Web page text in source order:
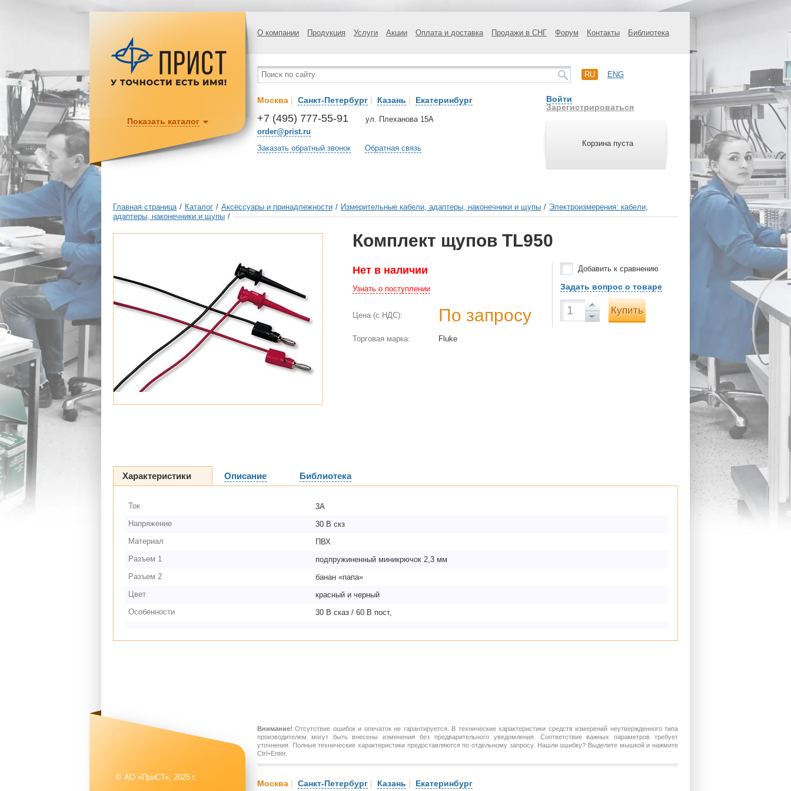
О компании Продукция Услуги Акции Оплата и доставка Продажи в СНГ Форум Контакты Библиотека
RU ENG
Москва | Санкт-Петербург | Казань | Екатеринбург
+7 (495) 777-55-91
order@prist.ru
ул. Плеханова 15А
Заказать обратный звонок Обратная связь
Войти
Зарегистрироваться
Корзина пуста
Показать каталог
Главная страница / Каталог / Аксессуары и принадлежности / Измерительные кабели, адаптеры, наконечники и щупы / Электроизмерения: кабели,
адаптеры, наконечники и щупы /
Комплект щупов TL950
Нет в наличии
Узнать о поступлении
Цена (с НДС): По запросу
Торговая марка: Fluke
Добавить к сравнению
Задать вопрос о товаре
Купить
Характеристики Описание Библиотека
Ток
3А
Напряжение
30 В скз
Материал
ПВХ
Разъем 1
подпружиненный миникрючок 2,3 мм
Разъем 2
банан «папа»
Цвет
красный и черный
Особенности
30 В сказ / 60 В пост,
Внимание! Отсутствие ошибок и опечаток не гарантируется. В технические характеристики средств измерений неутвержденного типа
производителем могут быть внесены изменения без предварительного уведомления. Соответствие важных параметров требует
уточнения. Полные технические характеристики предоставляются по отдельному запросу. Нашли ошибку? Выделите мышкой и нажмите
Ctrl+Enter.
Москва | Санкт-Петербург | Казань | Екатеринбург
© АО «ПриСТ», 2025 г.